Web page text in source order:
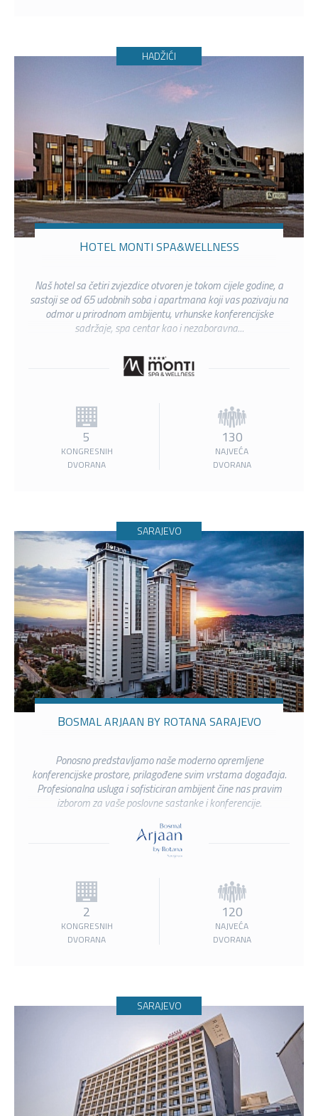
HADŽIĆI
HOTEL MONTI SPA&WELLNESS
Naš hotel sa četiri zvjezdice otvoren je tokom cijele godine, a
sastoji se od 65 udobnih soba i apartmana koji vas pozivaju na
odmor u prirodnom ambijentu, vrhunske konferencijske
sadržaje, spa centar kao i nezaboravna...
5
KONGRESNIH
DVORANA
130
NAJVEĆA
DVORANA
SARAJEVO
BOSMAL ARJAAN BY ROTANA SARAJEVO
Ponosno predstavljamo naše moderno opremljene
konferencijske prostore, prilagođene svim vrstama događaja.
Profesionalna usluga i sofisticiran ambijent čine nas pravim
izborom za vaše poslovne sastanke i konferencije.
2
KONGRESNIH
DVORANA
120
NAJVEĆA
DVORANA
SARAJEVO